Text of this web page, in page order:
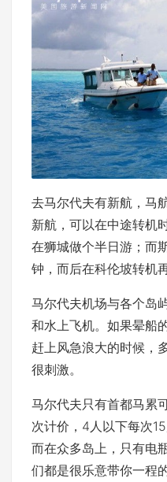
去马尔代夫有新航，马
新航，可以在中途转机
在狮城做个半日游；而
钟，而后在科伦坡转机
马尔代夫机场与各个岛
和水上飞机。如果晕船
赶上风急浪大的时候，
很刺激。
马尔代夫只有首都马累
次计价，4人以下每次
而在众多岛上，只有电
们都是很乐意带你一程的